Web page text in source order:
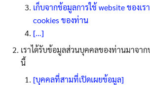
เก็บจากข้อมูลการใช้ website ของเร
cookies ของท่าน
[…]
เราได้รับข้อมูลส่วนบุคคลของท่านมาจา
นี้
[บุคคลที่สามที่เปิดเผยข้อมูล]